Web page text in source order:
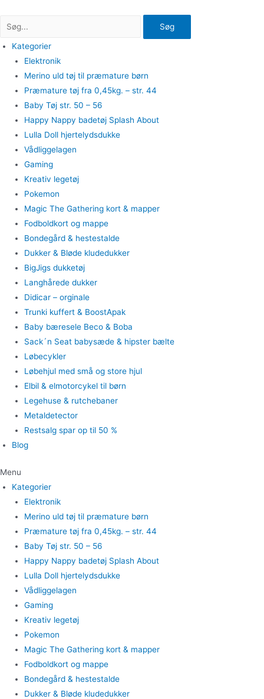
Søg
Kategorier
Elektronik
Merino uld tøj til præmature børn
Præmature tøj fra 0,45kg. – str. 44
Baby Tøj str. 50 – 56
Happy Nappy badetøj Splash About
Lulla Doll hjertelydsdukke
Vådliggelagen
Gaming
Kreativ legetøj
Pokemon
Magic The Gathering kort & mapper
Fodboldkort og mappe
Bondegård & hestestalde
Dukker & Bløde kludedukker
BigJigs dukketøj
Langhårede dukker
Didicar – orginale
Trunki kuffert & BoostApak
Baby bæresele Beco & Boba
Sack´n Seat babysæde & hipster bælte
Løbecykler
Løbehjul med små og store hjul
Elbil & elmotorcykel til børn
Legehuse & rutchebaner
Metaldetector
Restsalg spar op til 50 %
Blog
Menu
Kategorier
Elektronik
Merino uld tøj til præmature børn
Præmature tøj fra 0,45kg. – str. 44
Baby Tøj str. 50 – 56
Happy Nappy badetøj Splash About
Lulla Doll hjertelydsdukke
Vådliggelagen
Gaming
Kreativ legetøj
Pokemon
Magic The Gathering kort & mapper
Fodboldkort og mappe
Bondegård & hestestalde
Dukker & Bløde kludedukker